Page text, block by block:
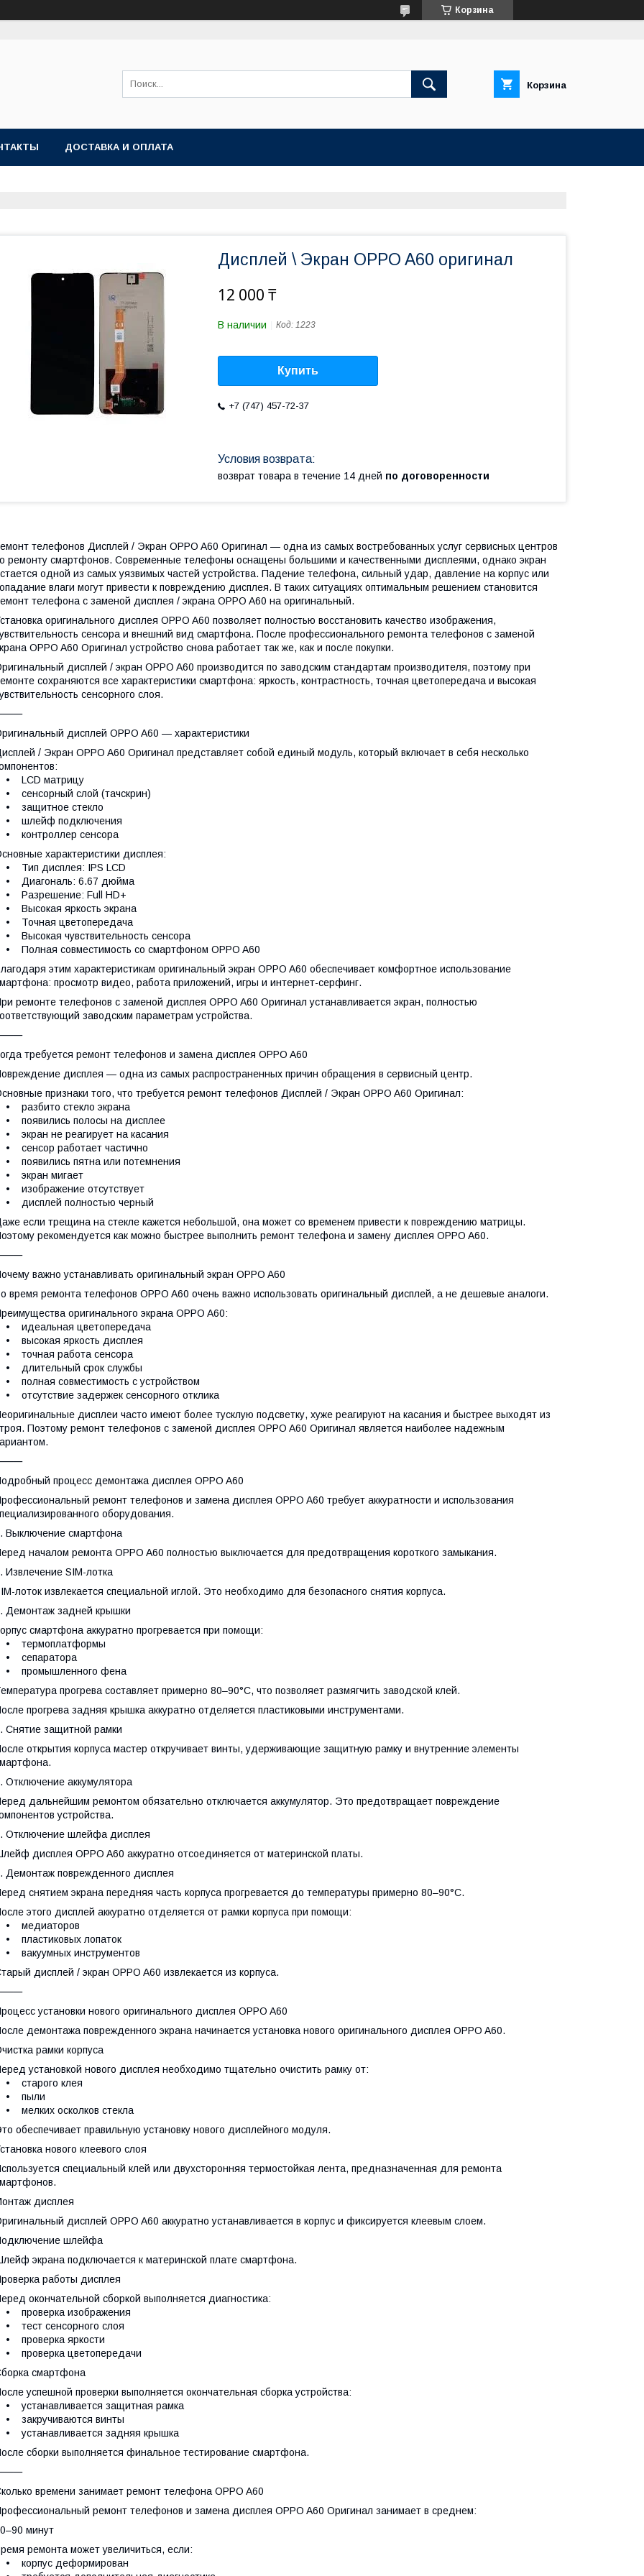
Корзина
Корзина
ДОСТАВКА И ОПЛАТА
Дисплей \ Экран OPPO A60 оригинал
12 000 ₸
В наличии Код: 1223
Купить
+7 (747) 457-72-37
возврат товара в течение 14 дней по договоренности
телефонов Дисплей / Экран OPPO A60 Оригинал — одна из самых востребованных услуг сервисных центров
ремонту смартфонов. Современные телефоны оснащены большими и качественными дисплеями, однако экран
одной из самых уязвимых частей устройства. Падение телефона, сильный удар, давление на корпус или
влаги могут привести к повреждению дисплея. В таких ситуациях оптимальным решением становится
телефона с заменой дисплея / экрана OPPO A60 на оригинальный.
оригинального дисплея OPPO A60 позволяет полностью восстановить качество изображения,
сенсора и внешний вид смартфона. После профессионального ремонта телефонов с заменой
OPPO A60 Оригинал устройство снова работает так же, как и после покупки.
дисплей / экран OPPO A60 производится по заводским стандартам производителя, поэтому при
сохраняются все характеристики смартфона: яркость, контрастность, точная цветопередача и высокая
сенсорного слоя.
дисплей OPPO A60 — характеристики
/ Экран OPPO A60 Оригинал представляет собой единый модуль, который включает в себя несколько
• LCD матрицу
• сенсорный слой (тачскрин)
• защитное стекло
• шлейф подключения
• контроллер сенсора
характеристики дисплея:
• Тип дисплея: IPS LCD
• Диагональ: 6.67 дюйма
• Разрешение: Full HD+
• Высокая яркость экрана
• Точная цветопередача
• Высокая чувствительность сенсора
• Полная совместимость со смартфоном OPPO A60
этим характеристикам оригинальный экран OPPO A60 обеспечивает комфортное использование
просмотр видео, работа приложений, игры и интернет-серфинг.
ремонте телефонов с заменой дисплея OPPO A60 Оригинал устанавливается экран, полностью
заводским параметрам устройства.
требуется ремонт телефонов и замена дисплея OPPO A60
дисплея — одна из самых распространенных причин обращения в сервисный центр.
признаки того, что требуется ремонт телефонов Дисплей / Экран OPPO A60 Оригинал:
• разбито стекло экрана
• появились полосы на дисплее
• экран не реагирует на касания
• сенсор работает частично
• появились пятна или потемнения
• экран мигает
• изображение отсутствует
• дисплей полностью черный
если трещина на стекле кажется небольшой, она может со временем привести к повреждению матрицы.
рекомендуется как можно быстрее выполнить ремонт телефона и замену дисплея OPPO A60.
важно устанавливать оригинальный экран OPPO A60
время ремонта телефонов OPPO A60 очень важно использовать оригинальный дисплей, а не дешевые аналоги.
оригинального экрана OPPO A60:
• идеальная цветопередача
• высокая яркость дисплея
• точная работа сенсора
• длительный срок службы
• полная совместимость с устройством
• отсутствие задержек сенсорного отклика
дисплеи часто имеют более тусклую подсветку, хуже реагируют на касания и быстрее выходят из
Поэтому ремонт телефонов с заменой дисплея OPPO A60 Оригинал является наиболее надежным
процесс демонтажа дисплея OPPO A60
ремонт телефонов и замена дисплея OPPO A60 требует аккуратности и использования
оборудования.
Выключение смартфона
началом ремонта OPPO A60 полностью выключается для предотвращения короткого замыкания.
Извлечение SIM-лотка
лоток извлекается специальной иглой. Это необходимо для безопасного снятия корпуса.
Демонтаж задней крышки
смартфона аккуратно прогревается при помощи:
• термоплатформы
• сепаратора
• промышленного фена
прогрева составляет примерно 80–90°C, что позволяет размягчить заводской клей.
прогрева задняя крышка аккуратно отделяется пластиковыми инструментами.
Снятие защитной рамки
открытия корпуса мастер откручивает винты, удерживающие защитную рамку и внутренние элементы
Отключение аккумулятора
дальнейшим ремонтом обязательно отключается аккумулятор. Это предотвращает повреждение
устройства.
Отключение шлейфа дисплея
дисплея OPPO A60 аккуратно отсоединяется от материнской платы.
Демонтаж поврежденного дисплея
снятием экрана передняя часть корпуса прогревается до температуры примерно 80–90°C.
этого дисплей аккуратно отделяется от рамки корпуса при помощи:
• медиаторов
• пластиковых лопаток
• вакуумных инструментов
дисплей / экран OPPO A60 извлекается из корпуса.
установки нового оригинального дисплея OPPO A60
демонтажа поврежденного экрана начинается установка нового оригинального дисплея OPPO A60.
рамки корпуса
установкой нового дисплея необходимо тщательно очистить рамку от:
• старого клея
• пыли
• мелких осколков стекла
обеспечивает правильную установку нового дисплейного модуля.
нового клеевого слоя
специальный клей или двухсторонняя термостойкая лента, предназначенная для ремонта
дисплея
дисплей OPPO A60 аккуратно устанавливается в корпус и фиксируется клеевым слоем.
шлейфа
экрана подключается к материнской плате смартфона.
работы дисплея
окончательной сборкой выполняется диагностика:
• проверка изображения
• тест сенсорного слоя
• проверка яркости
• проверка цветопередачи
смартфона
успешной проверки выполняется окончательная сборка устройства:
• устанавливается защитная рамка
• закручиваются винты
• устанавливается задняя крышка
сборки выполняется финальное тестирование смартфона.
времени занимает ремонт телефона OPPO A60
ремонт телефонов и замена дисплея OPPO A60 Оригинал занимает в среднем:
минут
ремонта может увеличиться, если:
• корпус деформирован